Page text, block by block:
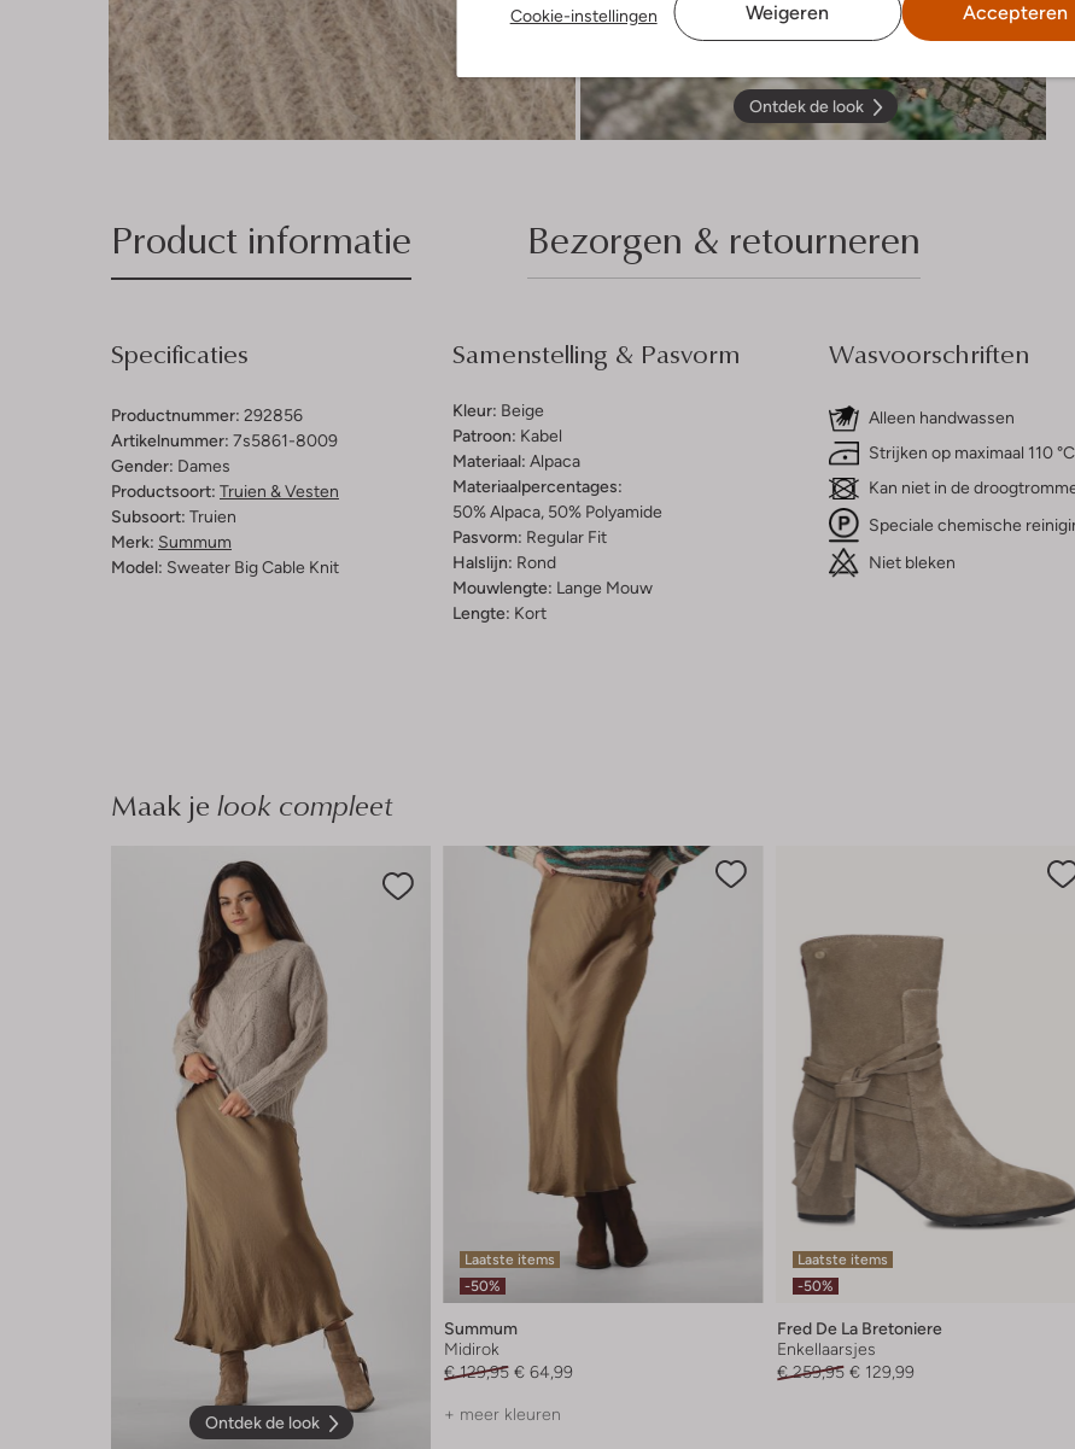
Cookie-instellingen Weigeren Accepteren
Ontdek de look
Product informatie Bezorgen & retourneren
Specificaties
Productnummer: 292856
Artikelnummer: 7s5861-8009
Gender: Dames
Productsoort: Truien & Vesten
Subsoort: Truien
Merk: Summum
Model: Sweater Big Cable Knit
Samenstelling & Pasvorm
Kleur: Beige
Patroon: Kabel
Materiaal: Alpaca
Materiaalpercentages:
50% Alpaca, 50% Polyamide
Pasvorm: Regular Fit
Halslijn: Rond
Mouwlengte: Lange Mouw
Lengte: Kort
Wasvoorschriften
Alleen handwassen
Strijken op maximaal 110 °C
Kan niet in de
Speciale chemische
Niet bleken
Maak je look compleet
Ontdek de look
Laatste items
-50%
Summum
Midirok
€ 129,95 € 64,99
+ meer kleuren
Laatste items
-50%
Fred De La Bretoniere
Enkellaarsjes
€ 259,95 € 129,99